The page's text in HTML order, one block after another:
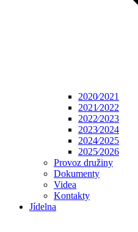
2020⁄2021
2021⁄2022
2022⁄2023
2023⁄2024
2024⁄2025
2025⁄2026
Provoz družiny
Dokumenty
Videa
Kontakty
Jídelna